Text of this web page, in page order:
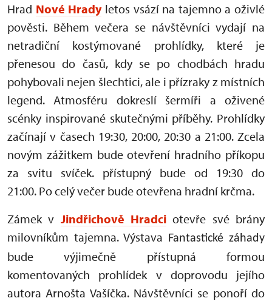
Hrad Nové Hradyletos vsází na tajemno a oživlé
pověsti. Během večera se návštěvníci vydají na
netradiční kostýmované prohlídky, které je
přenesou do časů, kdy se po chodbách hradu
pohybovali nejen šlechtici, ale i přízraky z místních
legend. Atmosféru dokreslí šermíři a oživené
scénky inspirované skutečnými příběhy. Prohlídky
začínají v časech 19:30, 20:00, 20:30 a 21:00. Zcela
novým zážitkem bude otevření hradního příkopu
za svitu svíček. přístupný bude od 19:30 do
21:00. Po celý večer bude otevřena hradní krčma.
Zámek v Jindřichově Hradci otevře své brány
milovníkům tajemna. Výstava
Fantastické záhady
bude výjimečně přístupná formou
komentovaných prohlídek v doprovodu jejího
autora Arnošta Vašíčka. Návštěvníci se ponoří do